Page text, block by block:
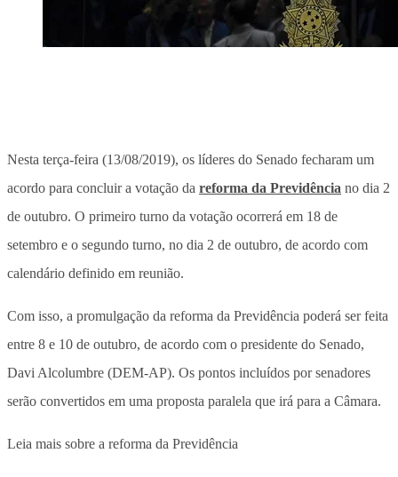
Nesta terça-feira (13/08/2019), os líderes do Senado fecharam um
acordo para concluir a votação da reforma da Previdência no dia 2
de outubro. O primeiro turno da votação ocorrerá em 18 de
setembro e o segundo turno, no dia 2 de outubro, de acordo com
calendário definido em reunião.
Com isso, a promulgação da reforma da Previdência poderá ser feita
entre 8 e 10 de outubro, de acordo com o presidente do Senado,
Davi Alcolumbre (DEM-AP). Os pontos incluídos por senadores
serão convertidos em uma proposta paralela que irá para a Câmara.
Leia mais sobre a reforma da Previdência